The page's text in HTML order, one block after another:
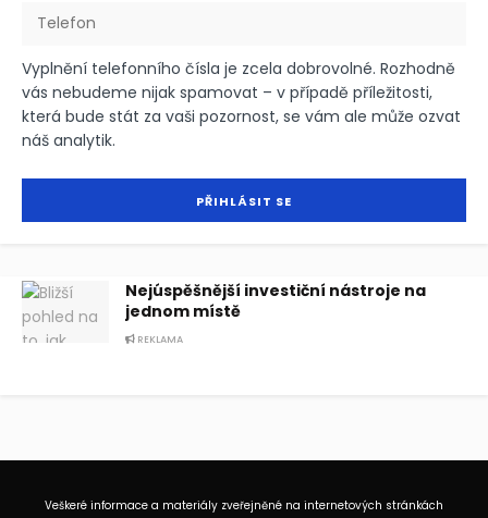
Vyplnění telefonního čísla je zcela dobrovolné. Rozhodně
vás nebudeme nijak spamovat – v případě příležitosti,
která bude stát za vaši pozornost, se vám ale může ozvat
náš analytik.
Nejúspěšnější investiční nástroje na
jednom místě
REKLAMA
Veškeré informace a materiály zveřejněné na internetových stránkách